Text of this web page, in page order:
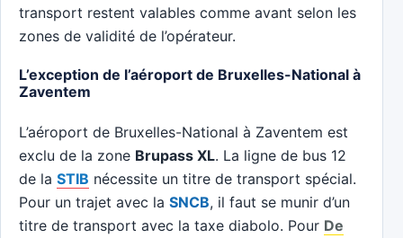
transport restent valables comme avant selon les
zones de validité de l’opérateur.
L’exception de l’aéroport de Bruxelles-National à
Zaventem
L’aéroport de Bruxelles-National à Zaventem est
exclu de la zone Brupass XL. La ligne de bus 12
de la STIB nécessite un titre de transport spécial.
Pour un trajet avec la SNCB, il faut se munir d’un
titre de transport avec la taxe diabolo. Pour De